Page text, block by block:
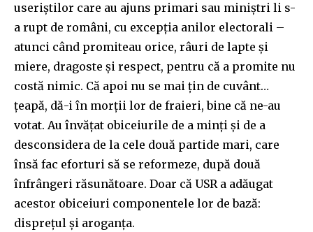
useriștilor care au ajuns primari sau miniștri li s-
a rupt de români, cu excepția anilor electorali –
atunci când promiteau orice, râuri de lapte și
miere, dragoste și respect, pentru că a promite nu
costă nimic. Că apoi nu se mai țin de cuvânt…
țeapă, dă-i în morții lor de fraieri, bine că ne-au
votat. Au învățat obiceiurile de a minți și de a
desconsidera de la cele două partide mari, care
însă fac eforturi să se reformeze, după două
înfrângeri răsunătoare. Doar că USR a adăugat
acestor obiceiuri componentele lor de bază:
disprețul și aroganța.